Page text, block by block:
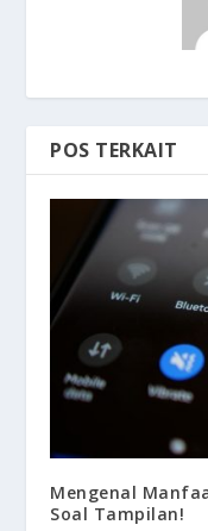
POS TERKAIT
Mengenal
Soal Tampilan!